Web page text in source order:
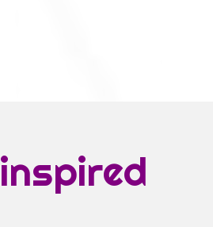
inspired